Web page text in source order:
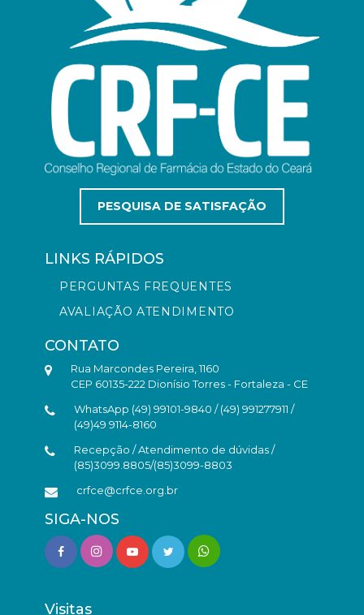
PESQUISA DE SATISFAÇÃO
LINKS RÁPIDOS
PERGUNTAS FREQUENTES
AVALIAÇÃO ATENDIMENTO
CONTATO
Rua Marcondes Pereira, 1160
CEP 60135-222 Dionísio Torres - Fortaleza - CE
WhatsApp (49) 99101-9840 / (49) 991277911 /
(49)49 9114-8160
Recepção / Atendimento de dúvidas /
(85)3099.8805/(85)3099-8803
crfce@crfce.org.br
SIGA-NOS
Visitas